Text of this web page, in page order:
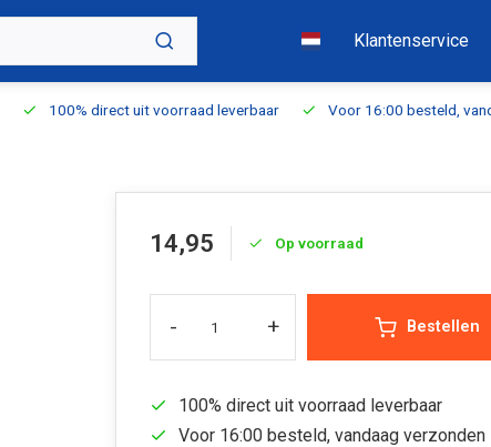
Klantenservice
100% direct uit voorraad leverbaar Voor 16:00 besteld,
14,95 Op voorraad
- + Bestellen
100% direct uit voorraad leverbaar
Voor 16:00 besteld, vandaag verzonden